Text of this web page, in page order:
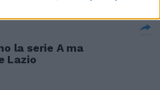
la serie A ma
Lazio